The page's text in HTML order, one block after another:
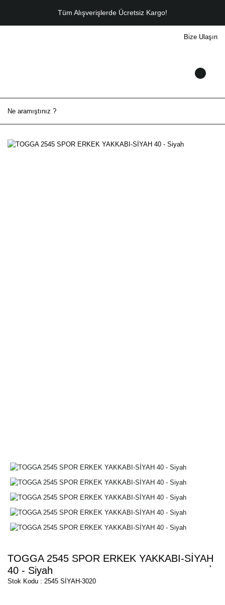
Tüm Alışverişlerde Ücretsiz Kargo!
Bize Ulaşın
TOGGA 2545 SPOR ERKEK YAKKABI-SİYAH
40 - Siyah
Stok Kodu : 2545 SİYAH-3020